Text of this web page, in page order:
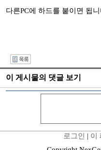
다른PC에 하드를 붙이면 됩니
이 게시물의 댓글 보기
로그인 | 이